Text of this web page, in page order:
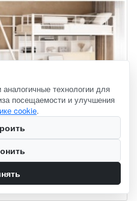
технологии для
посещаемости и улучшения
cookie.